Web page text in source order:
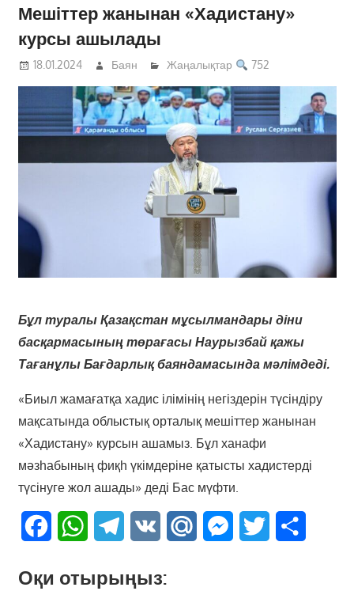
Мешіттер жанынан «Хадистану»
курсы ашылады
18.01.2024 Баян Жаңалықтар 752
Бұл туралы Қазақстан мұсылмандары діни
басқармасының төрағасы Наурызбай қажы
Тағанұлы Бағдарлық баяндамасында мәлімдеді.
«Биыл жамағатқа хадис ілімінің негіздерін түсіндіру
мақсатында облыстық орталық мешіттер жанынан
«Хадистану» курсын ашамыз. Бұл ханафи
мәзһабының фиқһ үкімдеріне қатысты хадистерді
түсінуге жол ашады» деді Бас мүфти.
FacebookWhatsAppTelegram
VK Mail.Ru Messenger
Twitter
Оқи отырыңыз: